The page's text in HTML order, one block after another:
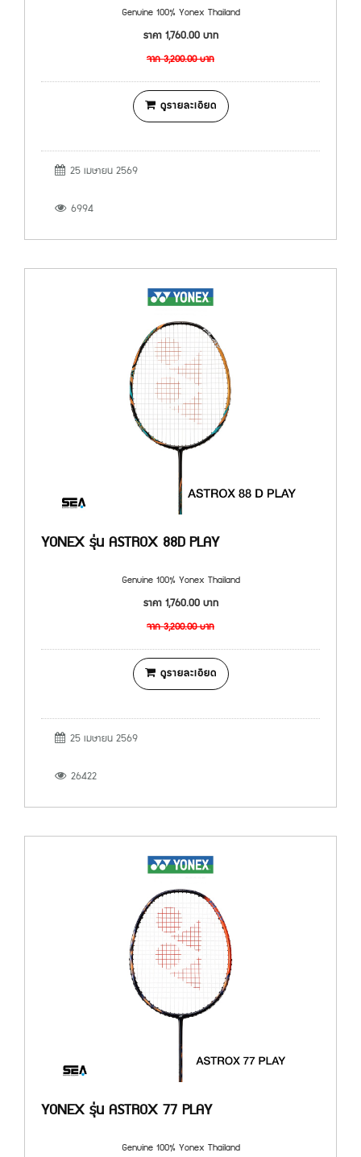
Genuine 100% Yonex Thailand
ราคา1,760.00บาท
จาก3,200.00บาท
ดูรายละเอียด
25 เมษายน 2569
6994
YONEX รุ่น ASTROX 88D PLAY
Genuine 100% Yonex Thailand
ราคา1,760.00บาท
จาก3,200.00บาท
ดูรายละเอียด
25 เมษายน 2569
26422
YONEX รุ่น ASTROX 77 PLAY
Genuine 100% Yonex Thailand